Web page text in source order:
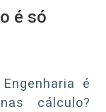
é só
é
cálculo?